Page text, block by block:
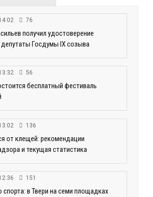
76
получил удостоверение
Госдумы IX созыва
56
бесплатный фестиваль
136
от клещей: рекомендации
и текущая статистика
151
спорта: в Твери на семи площадках